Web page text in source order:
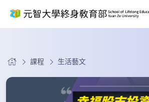
課程 生活藝文